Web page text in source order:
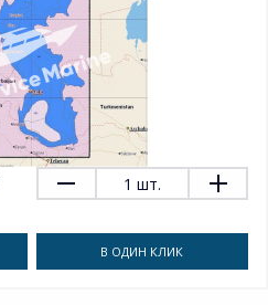
1 шт.
В ОДИН КЛИК